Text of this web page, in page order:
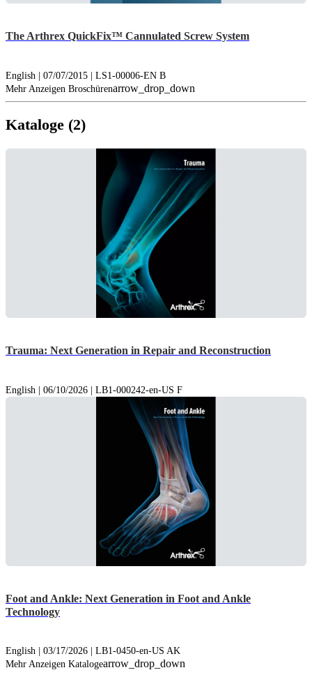
The Arthrex QuickFix™ Cannulated Screw System
English | 07/07/2015 | LS1-00006-EN B
Mehr Anzeigen Broschürenarrow_drop_down
Kataloge (2)
Trauma: Next Generation in Repair and Reconstruction
English | 06/10/2026 | LB1-000242-en-US F
Foot and Ankle: Next Generation in Foot and Ankle
Technology
English | 03/17/2026 | LB1-0450-en-US AK
Mehr Anzeigen Katalogearrow_drop_down